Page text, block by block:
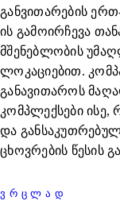
განვითარების
ის გამოირჩევა
მშენებლობის
ლოკაციებით.
განავითაროს
კომპლექსები ისე,
და
ცხოვრების წესის
ᲕᲠᲪᲚᲐᲓ